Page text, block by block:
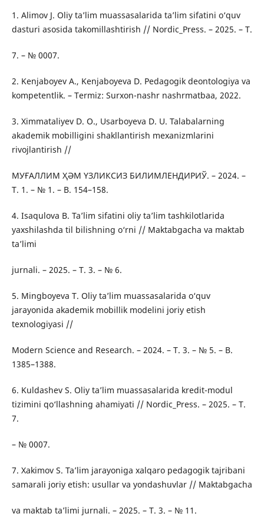
1. Alimov J. Oliy ta’lim muassasalarida ta’lim sifatini o‘quv
dasturi asosida takomillashtirish // Nordic_Press. – 2025. – T.
7. – № 0007.
2. Kenjaboyev A., Kenjaboyeva D. Pedagogik deontologiya va
kompetentlik. – Termiz: Surxon-nashr nashrmatbaa, 2022.
3. Ximmataliyev D. O., Usarboyeva D. U. Talabalarning
akademik mobilligini shakllantirish mexanizmlarini
rivojlantirish //
МУҒАЛЛИМ ҲӘМ ҮЗЛИКСИЗ БИЛИМЛЕНДИРИЎ. – 2024. –
T. 1. – № 1. – B. 154–158.
4. Isaqulova B. Ta’lim sifatini oliy ta’lim tashkilotlarida
yaxshilashda til bilishning o‘rni // Maktabgacha va maktab
ta’limi
jurnali. – 2025. – T. 3. – № 6.
5. Mingboyeva T. Oliy ta’lim muassasalarida o‘quv
jarayonida akademik mobillik modelini joriy etish
texnologiyasi //
Modern Science and Research. – 2024. – T. 3. – № 5. – B.
1385–1388.
6. Kuldashev S. Oliy ta’lim muassasalarida kredit-modul
tizimini qo‘llashning ahamiyati // Nordic_Press. – 2025. – T.
7.
– № 0007.
7. Xakimov S. Ta’lim jarayoniga xalqaro pedagogik tajribani
samarali joriy etish: usullar va yondashuvlar // Maktabgacha
va maktab ta’limi jurnali. – 2025. – T. 3. – № 11.